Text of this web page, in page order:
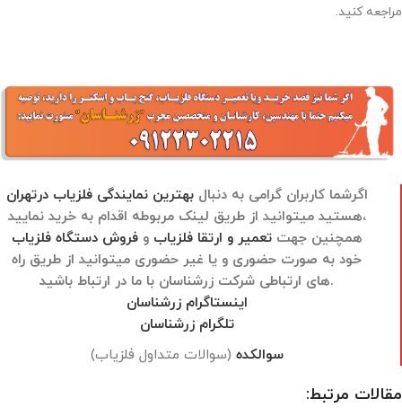
مراجعه کنید.
اگرشما کاربران گرامی به دنبالبهترین نمایندگی فلزیاب درتهران
هستید میتوانید از طریق لینک مربوطه اقدام به خرید نمایید،
همچنین جهتتعمیر و ارتقا فلزیاب وفروش دستگاه فلزیاب
خود به صورت حضوری و یا غیر حضوری میتوانید از طریق راه
های ارتباطی شرکت زرشناسان با ما در ارتباط باشید.
اینستاگرام زرشناسان
تلگرام زرشناسان
سوالکده (سوالات متداول فلزیاب)
مقالات مرتبط: